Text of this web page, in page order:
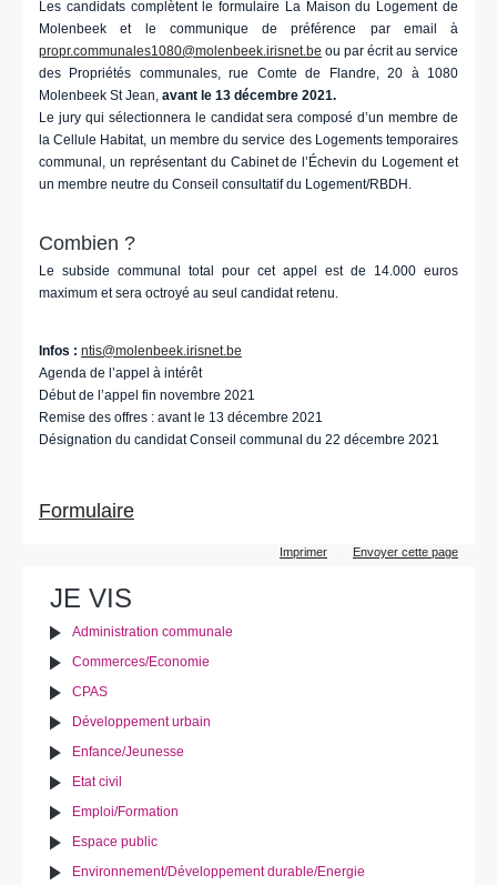
Les candidats complètent le formulaire La Maison du Logement de
Molenbeek et le communique de préférence par email à
propr.communales1080@molenbeek.irisnet.be ou par écrit au service
des Propriétés communales, rue Comte de Flandre, 20 à 1080
Molenbeek St Jean, avant le 13 décembre 2021.
Le jury qui sélectionnera le candidat sera composé d’un membre de
la Cellule Habitat, un membre du service des Logements temporaires
communal, un représentant du Cabinet de l’Échevin du Logement et
un membre neutre du Conseil consultatif du Logement/RBDH.
Combien ?
Le subside communal total pour cet appel est de 14.000 euros
maximum et sera octroyé au seul candidat retenu.
Infos : ntis@molenbeek.irisnet.be
Agenda de l’appel à intérêt
Début de l’appel fin novembre 2021
Remise des offres : avant le 13 décembre 2021
Désignation du candidat Conseil communal du 22 décembre 2021
Formulaire
Imprimer Envoyer cette page
JE VIS
Administration communale
Commerces/Economie
CPAS
Développement urbain
Enfance/Jeunesse
Etat civil
Emploi/Formation
Espace public
Environnement/Développement durable/Energie